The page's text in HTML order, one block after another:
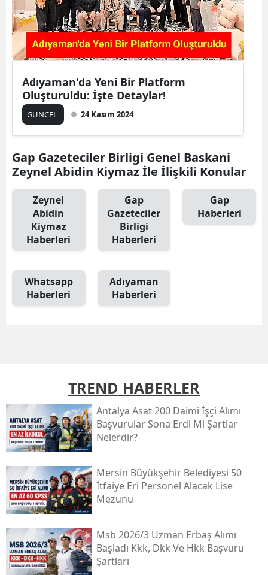
Adıyaman'da Yeni Bir Platform
Oluşturuldu: İşte Detaylar!
GÜNCEL 24 Kasım 2024
Gap Gazeteciler Birligi Genel Baskani
Zeynel Abidin Kiymaz İle İlişkili Konular
Zeynel
Abidin
Kiymaz
Haberleri
Gap
Gazeteciler
Birligi
Haberleri
Gap
Haberleri
Whatsapp
Haberleri
Adıyaman
Haberleri
TREND HABERLER
Antalya Asat 200 Daimi İşçi Alımı
Başvurular Sona Erdi Mi Şartlar
Nelerdir?
Mersin Büyükşehir Belediyesi 50
İtfaiye Eri Personel Alacak Lise
Mezunu
Msb 2026/3 Uzman Erbaş Alımı
Başladı Kkk, Dkk Ve Hkk Başvuru
Şartları